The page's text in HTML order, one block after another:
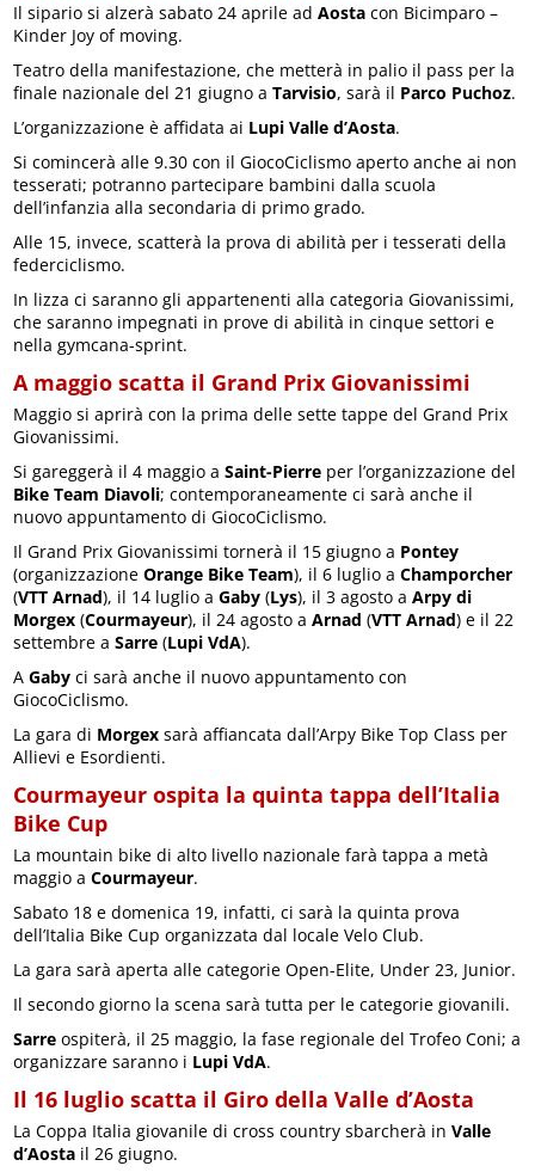
Il sipario si alzerà sabato 24 aprile adAosta con Bicimparo –
Kinder Joy of moving.
Teatro della manifestazione, che metterà in palio il pass per la
finale nazionale del 21 giugno aTarvisio, sarà il Parco Puchoz.
L’organizzazione è affidata ai Lupi Valle d’Aosta.
Si comincerà alle 9.30 con il GiocoCiclismo aperto anche ai non
tesserati; potranno partecipare bambini dalla scuola
dell’infanzia alla secondaria di primo grado.
Alle 15, invece, scatterà la prova di abilità per i tesserati della
federciclismo.
In lizza ci saranno gli appartenenti alla categoria Giovanissimi,
che saranno impegnati in prove di abilità in cinque settori e
nella gymcana-sprint.
A maggio scatta il Grand Prix Giovanissimi
Maggio si aprirà con la prima delle sette tappe del Grand Prix
Giovanissimi.
Si gareggerà il 4 maggio aSaint-Pierre per l’organizzazione del
Bike Team Diavoli; contemporaneamente ci sarà anche il
nuovo appuntamento di GiocoCiclismo.
Il Grand Prix Giovanissimi tornerà il 15 giugno a Pontey
(organizzazioneOrange Bike Team), il 6 luglio aChamporcher
(VTT Arnad), il 14 luglio aGaby (Lys), il 3 agosto aArpy di
Morgex (Courmayeur), il 24 agosto aArnad (VTT Arnad) e il 22
settembre aSarre (Lupi VdA).
AGaby ci sarà anche il nuovo appuntamento con
GiocoCiclismo.
La gara di Morgex sarà affiancata dall’Arpy Bike Top Class per
Allievi e Esordienti.
Courmayeur ospita la quinta tappa dell’Italia
Bike Cup
La mountain bike di alto livello nazionale farà tappa a metà
maggio aCourmayeur.
Sabato 18 e domenica 19, infatti, ci sarà la quinta prova
dell’Italia Bike Cup organizzata dal locale Velo Club.
La gara sarà aperta alle categorie Open-Elite, Under 23, Junior.
Il secondo giorno la scena sarà tutta per le categorie giovanili.
Sarre ospiterà, il 25 maggio, la fase regionale del Trofeo Coni; a
organizzare saranno i Lupi VdA.
Il 16 luglio scatta il Giro della Valle d’Aosta
La Coppa Italia giovanile di cross country sbarcherà inValle
d’Aosta il 26 giugno.